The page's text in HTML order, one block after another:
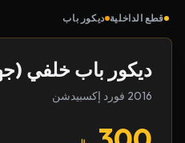
قطع الداخلية ديكور باب
ديكور باب خلفي
2016 فورد إكسبيدشن